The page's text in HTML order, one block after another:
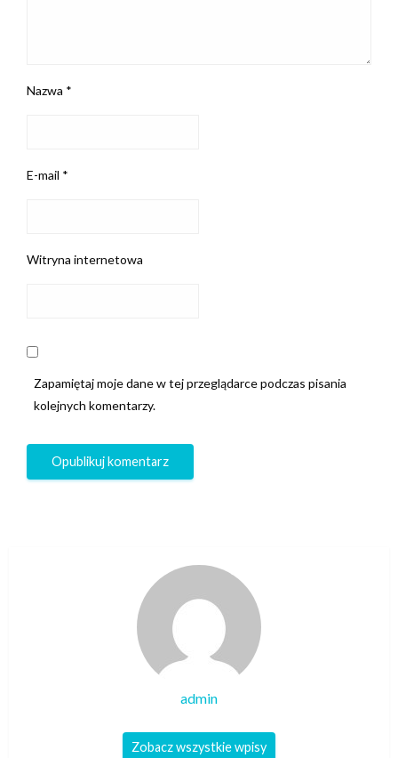
Nazwa *
E-mail *
Witryna internetowa
Zapamiętaj moje dane w tej przeglądarce podczas pisania
kolejnych komentarzy.
admin
Zobacz wszystkie wpisy